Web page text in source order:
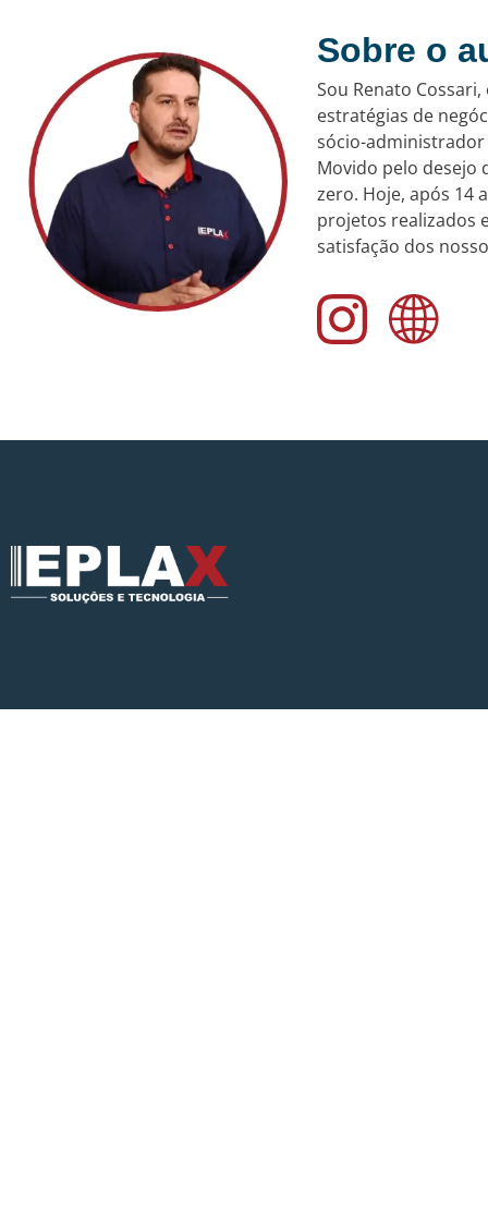
Sobre o
Sou Renato
estratégias de
sócio-
Movido pelo desejo
zero. Hoje, após 14
projetos realizados
satisfação dos